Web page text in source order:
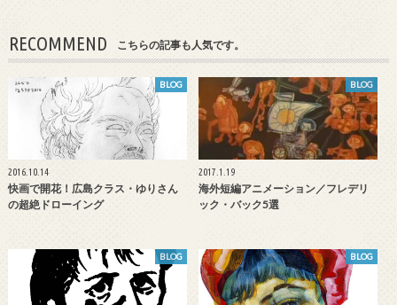
RECOMMEND こちらの記事も人気です。
BLOG
2016.10.14
快画で開花！広島クラス・ゆりさん
の超絶ドローイング
BLOG
2017.1.19
海外短編アニメーション／フレデリ
ック・バック5選
BLOG BLOG